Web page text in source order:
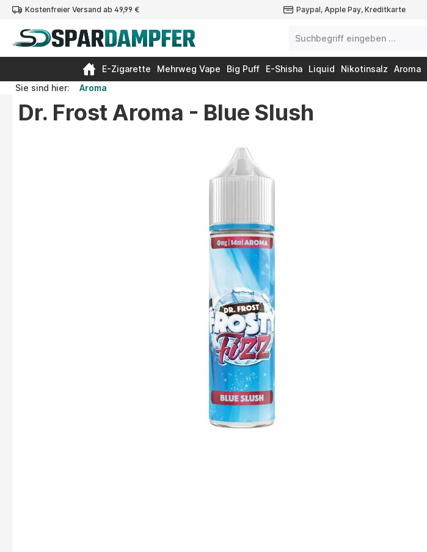
Zur Hauptnavigation springen
Kostenfreier Versand ab 49,99 € Paypal, Apple Pay, Kreditkarte
E-Zigarette Mehrweg Vape Big Puff E-Shisha Liquid Nikotinsalz Aroma
Sie sind hier:
Aroma
Dr. Frost Aroma - Blue Slush